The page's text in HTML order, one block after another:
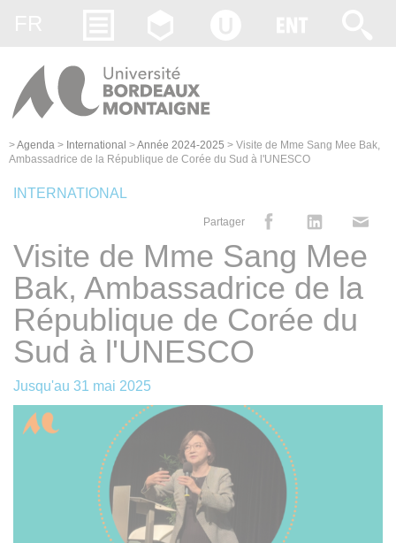
>Agenda > International >Année 2024-2025 > Visite de Mme Sang Mee Bak,
Ambassadrice de la République de Corée du Sud à l'UNESCO
INTERNATIONAL
Partager
Visite de Mme Sang Mee
Bak, Ambassadrice de la
République de Corée du
Sud à l'UNESCO
Jusqu'au 31 mai 2025